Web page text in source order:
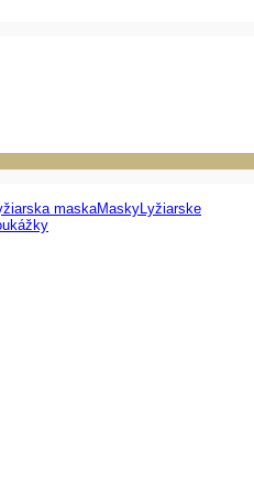
maskaMaskyLyžiarske